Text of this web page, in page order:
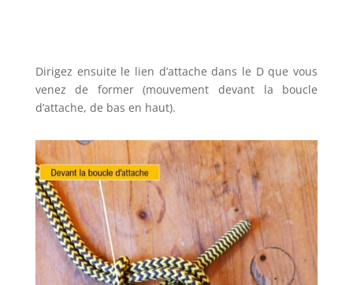
Dirigez ensuite le lien d’attache dans le D que vous
venez de former (mouvement devant la boucle
d’attache, de bas en haut).